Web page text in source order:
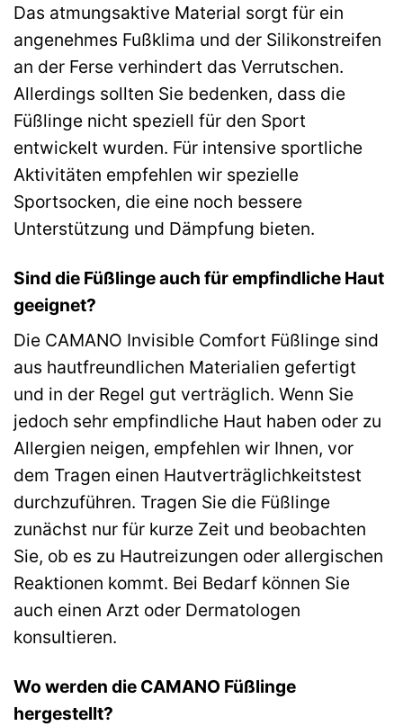
Das atmungsaktive Material sorgt für ein
angenehmes Fußklima und der Silikonstreifen
an der Ferse verhindert das Verrutschen.
Allerdings sollten Sie bedenken, dass die
Füßlinge nicht speziell für den Sport
entwickelt wurden. Für intensive sportliche
Aktivitäten empfehlen wir spezielle
Sportsocken, die eine noch bessere
Unterstützung und Dämpfung bieten.
Sind die Füßlinge auch für empfindliche Haut
geeignet?
Die CAMANO Invisible Comfort Füßlinge sind
aus hautfreundlichen Materialien gefertigt
und in der Regel gut verträglich. Wenn Sie
jedoch sehr empfindliche Haut haben oder zu
Allergien neigen, empfehlen wir Ihnen, vor
dem Tragen einen Hautverträglichkeitstest
durchzuführen. Tragen Sie die Füßlinge
zunächst nur für kurze Zeit und beobachten
Sie, ob es zu Hautreizungen oder allergischen
Reaktionen kommt. Bei Bedarf können Sie
auch einen Arzt oder Dermatologen
konsultieren.
Wo werden die CAMANO Füßlinge
hergestellt?